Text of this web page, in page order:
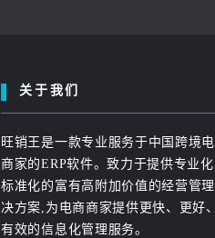
关于我们
旺销王是一款专业服务于中国跨境
商家的ERP软件。致力于提供专业化
标准化的富有高附加价值的经营管
决方案,为电商商家提供更快、更好
有效的信息化管理服务。